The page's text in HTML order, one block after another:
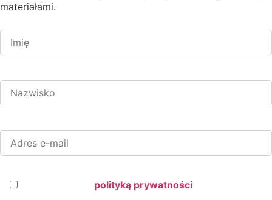
materiałami.
polityką prywatności